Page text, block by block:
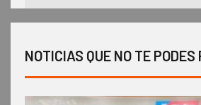
NOTICIAS QUE NO TE PODES